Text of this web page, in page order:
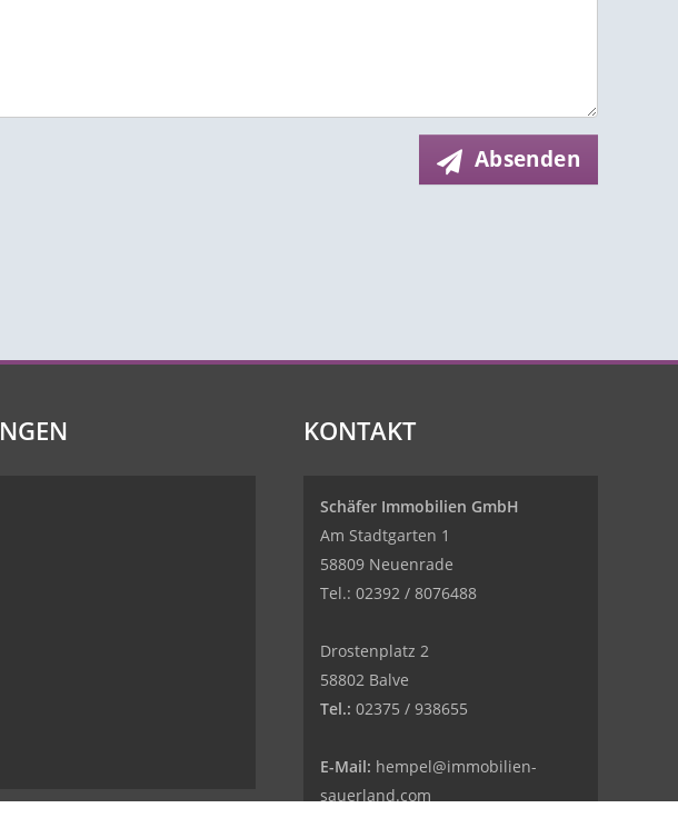
Absenden
KONTAKT
Schäfer Immobilien GmbH
Am Stadtgarten 1
58809 Neuenrade
Tel.: 02392 / 8076488
Drostenplatz 2
58802 Balve
Tel.: 02375 / 938655
E-Mail: hempel@immobilien-
sauerland.com